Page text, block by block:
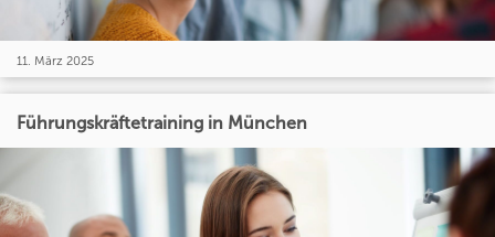
11. März 2025
Führungskräftetraining in München